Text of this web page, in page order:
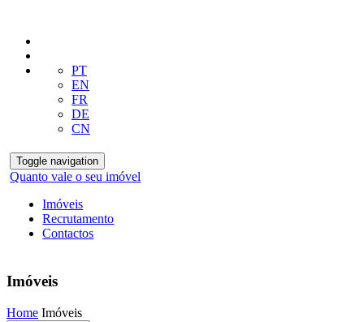
PT
EN
FR
DE
CN
Toggle navigation
Quanto vale o seu imóvel
Imóveis
Recrutamento
Contactos
Imóveis
Home Imóveis